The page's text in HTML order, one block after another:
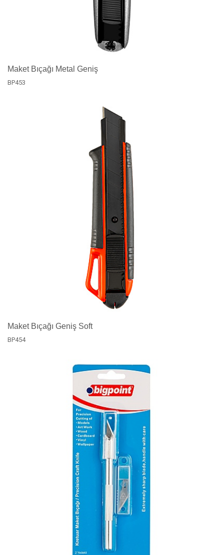
Maket Bıçağı Metal Geniş
BP453
Maket Bıçağı Geniş Soft
BP454